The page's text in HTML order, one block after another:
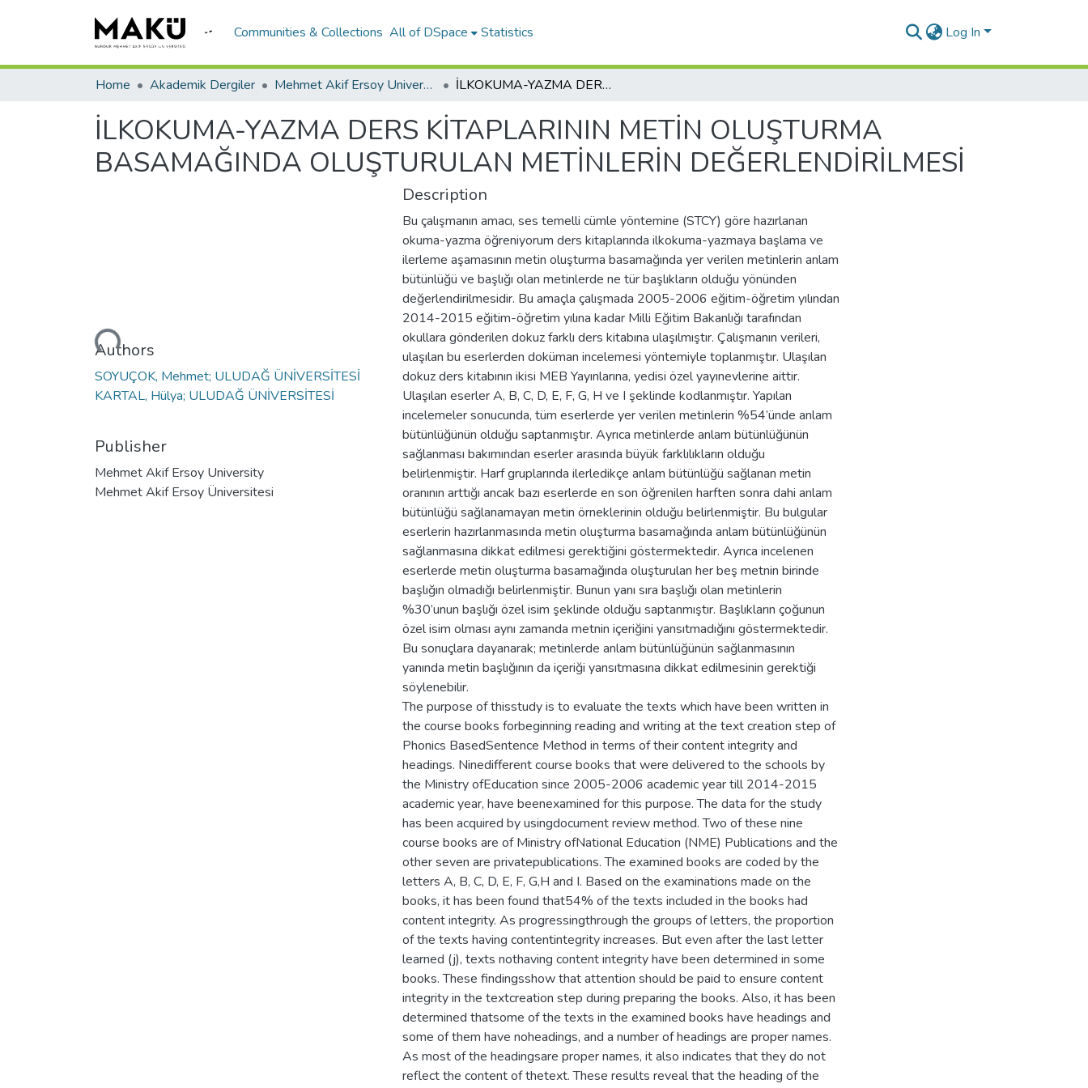
Communities & Collections All of DSpace Statistics Log In
Home Akademik Dergiler Mehmet Akif Ersoy University Journal of Education Faculty İLKOKUMA-YAZMA DERS KİTAPLARININ METİN OLUŞTURMA BASAMAĞINDA OLUŞTURULAN METİNLERİN DEĞERLENDİRİLMESİ
İLKOKUMA-YAZMA DERS KİTAPLARININ METİN OLUŞTURMA
BASAMAĞINDA OLUŞTURULAN METİNLERİN DEĞERLENDİRİLMESİ
Loading...
Authors
SOYUÇOK, Mehmet; ULUDAĞ ÜNİVERSİTESİ
KARTAL, Hülya; ULUDAĞ ÜNİVERSİTESİ
Publisher
Mehmet Akif Ersoy University
Mehmet Akif Ersoy Üniversitesi
Description
Bu çalışmanın amacı, ses temelli cümle yöntemine (STCY) göre hazırlanan
okuma-yazma öğreniyorum ders kitaplarında ilkokuma-yazmaya başlama ve
ilerleme aşamasının metin oluşturma basamağında yer verilen metinlerin anlam
bütünlüğü ve başlığı olan metinlerde ne tür başlıkların olduğu yönünden
değerlendirilmesidir. Bu amaçla çalışmada 2005-2006 eğitim-öğretim yılından
2014-2015 eğitim-öğretim yılına kadar Milli Eğitim Bakanlığı tarafından
okullara gönderilen dokuz farklı ders kitabına ulaşılmıştır. Çalışmanın verileri,
ulaşılan bu eserlerden doküman incelemesi yöntemiyle toplanmıştır. Ulaşılan
dokuz ders kitabının ikisi MEB Yayınlarına, yedisi özel yayınevlerine aittir.
Ulaşılan eserler A, B, C, D, E, F, G, H ve I şeklinde kodlanmıştır. Yapılan
incelemeler sonucunda, tüm eserlerde yer verilen metinlerin %54’ünde anlam
bütünlüğünün olduğu saptanmıştır. Ayrıca metinlerde anlam bütünlüğünün
sağlanması bakımından eserler arasında büyük farklılıkların olduğu
belirlenmiştir. Harf gruplarında ilerledikçe anlam bütünlüğü sağlanan metin
oranının arttığı ancak bazı eserlerde en son öğrenilen harften sonra dahi anlam
bütünlüğü sağlanamayan metin örneklerinin olduğu belirlenmiştir. Bu bulgular
eserlerin hazırlanmasında metin oluşturma basamağında anlam bütünlüğünün
sağlanmasına dikkat edilmesi gerektiğini göstermektedir. Ayrıca incelenen
eserlerde metin oluşturma basamağında oluşturulan her beş metnin birinde
başlığın olmadığı belirlenmiştir. Bunun yanı sıra başlığı olan metinlerin
%30’unun başlığı özel isim şeklinde olduğu saptanmıştır. Başlıkların çoğunun
özel isim olması aynı zamanda metnin içeriğini yansıtmadığını göstermektedir.
Bu sonuçlara dayanarak; metinlerde anlam bütünlüğünün sağlanmasının
yanında metin başlığının da içeriği yansıtmasına dikkat edilmesinin gerektiği
söylenebilir.
The purpose of thisstudy is to evaluate the texts which have been written in
the course books forbeginning reading and writing at the text creation step of
Phonics BasedSentence Method in terms of their content integrity and
headings. Ninedifferent course books that were delivered to the schools by
the Ministry ofEducation since 2005-2006 academic year till 2014-2015
academic year, have beenexamined for this purpose. The data for the study
has been acquired by usingdocument review method. Two of these nine
course books are of Ministry ofNational Education (NME) Publications and the
other seven are privatepublications. The examined books are coded by the
letters A, B, C, D, E, F, G,H and I. Based on the examinations made on the
books, it has been found that54% of the texts included in the books had
content integrity. As progressingthrough the groups of letters, the proportion
of the texts having contentintegrity increases. But even after the last letter
learned (j), texts nothaving content integrity have been determined in some
books. These findingsshow that attention should be paid to ensure content
integrity in the textcreation step during preparing the books. Also, it has been
determined thatsome of the texts in the examined books have headings and
some of them have noheadings, and a number of headings are proper names.
As most of the headingsare proper names, it also indicates that they do not
reflect the content of thetext. These results reveal that the heading of the